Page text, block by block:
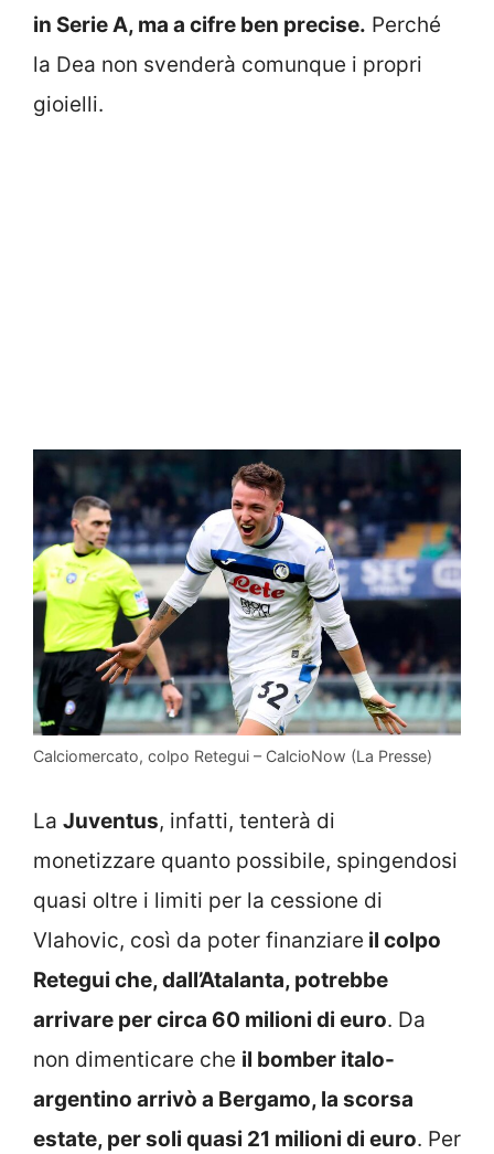
in Serie A, ma a cifre ben precise. Perché
la Dea non svenderà comunque i propri
gioielli.
Calciomercato, colpo Retegui – CalcioNow (La Presse)
La Juventus, infatti, tenterà di
monetizzare quanto possibile, spingendosi
quasi oltre i limiti per la cessione di
Vlahovic, così da poter finanziare il colpo
Retegui che, dall’Atalanta, potrebbe
arrivare per circa 60 milioni di euro. Da
non dimenticare che il bomber italo-
argentino arrivò a Bergamo, la scorsa
estate, per soli quasi 21 milioni di euro. Per